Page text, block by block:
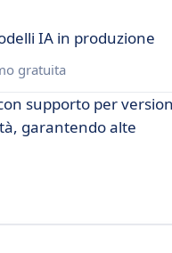
IA in produzione
gratuita
supporto per
garantendo alte